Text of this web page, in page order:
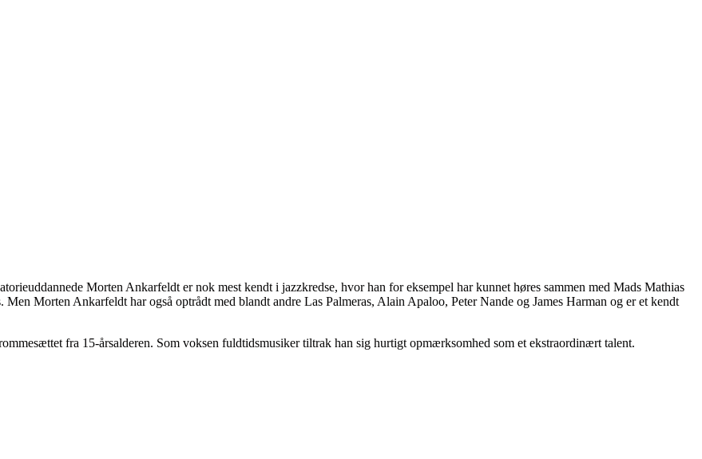
Morten Ankarfeldt er nok mest kendt i jazzkredse, hvor han for eksempel har kunnet høres sammen med Mads Mathias
Morten Ankarfeldt har også optrådt med blandt andre Las Palmeras, Alain Apaloo, Peter Nande og James Harman og er et kendt
fra 15-årsalderen. Som voksen fuldtidsmusiker tiltrak han sig hurtigt opmærksomhed som et ekstraordinært talent.